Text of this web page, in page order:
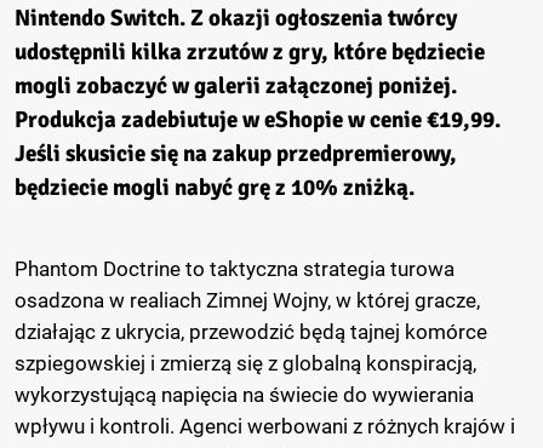
Nintendo Switch. Z okazji ogłoszenia twórcy
udostępnili kilka zrzutów z gry, które będziecie
mogli zobaczyć w galerii załączonej poniżej.
Produkcja zadebiutuje w eShopie w cenie €19,99.
Jeśli skusicie się na zakup przedpremierowy,
będziecie mogli nabyć grę z 10% zniżką.
Phantom Doctrine to taktyczna strategia turowa
osadzona w realiach Zimnej Wojny, w której gracze,
działając z ukrycia, przewodzić będą tajnej komórce
szpiegowskiej i zmierzą się z globalną konspiracją,
wykorzystującą napięcia na świecie do wywierania
wpływu i kontroli. Agenci werbowani z różnych krajów i